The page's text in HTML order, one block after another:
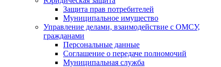
Защита прав потребителей
Муниципальное имущество
Управление делами, взаимодействие с ОМСУ,
гражданами
Персональные данные
Соглашение о передаче полномочий
Муниципальная служба